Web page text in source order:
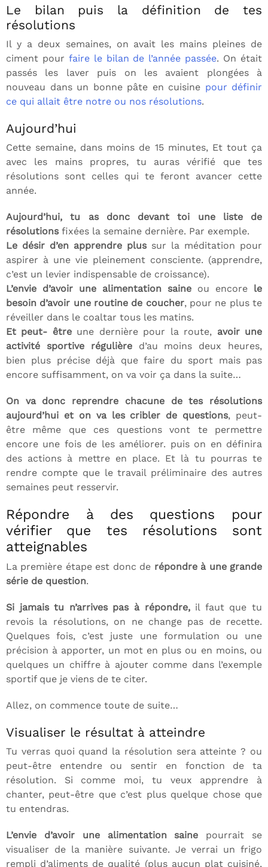
Le bilan puis la définition de tes
résolutions
Il y a deux semaines, on avait les mains pleines de
ciment pour faire le bilan de l’année passée. On était
passés les laver puis on les avaient plongées à
nouveau dans un bonne pâte en cuisine pour définir
ce qui allait être notre ou nos résolutions.
Aujourd’hui
Cette semaine, dans moins de 15 minutes, Et tout ça
avec les mains propres, tu auras vérifié que tes
résolutions sont celles qui te feront avancer cette
année.
Aujourd’hui, tu as donc devant toi une liste de
résolutionsfixées la semaine dernière. Par exemple.
Le désir d’en apprendre plussur la méditation pour
aspirer à une vie pleinement consciente. (apprendre,
c’est un levier indispensable de croissance).
L’envie d’avoir une alimentation saine ou encore le
besoin d’avoir une routine de coucher, pour ne plus te
réveiller dans le coaltar tous les matins.
Et peut- êtreune dernière pour la route, avoir une
activité sportive régulièred’au moins deux heures,
bien plus précise déjà que faire du sport mais pas
encore suffisamment, on va voir ça dans la suite…
On va donc reprendre chacune de tes résolutions
aujourd’hui et on va les cribler de questions, peut-
être même que ces questions vont te permettre
encore une fois de les améliorer. puis on en définira
des actions à mettre en place. Et là tu pourras te
rendre compte que le travail préliminaire des autres
semaines peut resservir.
Répondre à des questions pour
vérifier que tes résolutions sont
atteignables
La première étape est donc de répondre à une grande
série de question.
Si jamais tu n’arrives pas à répondre,il faut que tu
revois la résolutions, on ne change pas de recette.
Quelques fois, c’est juste une formulation ou une
précision à apporter, un mot en plus ou en moins, ou
quelques un chiffre à ajouter comme dans l’exemple
sportif que je viens de te citer.
Allez, on commence toute de suite…
Visualiser le résultat à atteindre
Tu verras quoi quand la résolution sera atteinte ? ou
peut-être entendre ou sentir en fonction de ta
résolution. Si comme moi, tu veux apprendre à
chanter, peut-être que c’est plus quelque chose que
tu entendras.
L’envie d’avoir une alimentation saine pourrait se
visualiser de la manière suivante. Je verrai un frigo
rempli d’aliments de qualité (plus aucun plat cuisiné,